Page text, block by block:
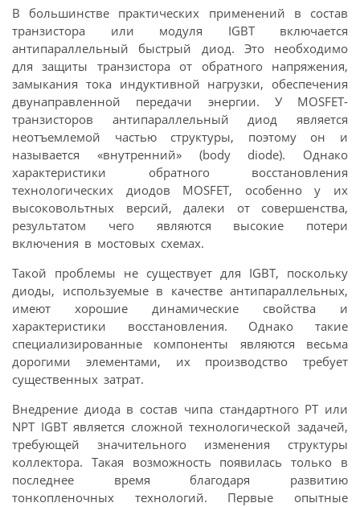
В большинстве практических применений в состав
транзистора или модуля IGBT включается
антипараллельный быстрый диод. Это необходимо
для защиты транзистора от обратного напряжения,
замыкания тока индуктивной нагрузки, обеспечения
двунаправленной передачи энергии. У MOSFET-
транзисторов антипараллельный диод является
неотъемлемой частью структуры, поэтому он и
называется «внутренний» (body diode). Однако
характеристики обратного восстановления
технологических диодов MOSFET, особенно у их
высоковольтных версий, далеки от совершенства,
результатом чего являются высокие потери
включения в мостовых схемах.
Такой проблемы не существует для IGBT, поскольку
диоды, используемые в качестве антипараллельных,
имеют хорошие динамические свойства и
характеристики восстановления. Однако такие
специализированные компоненты являются весьма
дорогими элементами, их производство требует
существенных затрат.
Внедрение диода в состав чипа стандартного PT или
NPT IGBT является сложной технологической задачей,
требующей значительного изменения структуры
коллектора. Такая возможность появилась только в
последнее время благодаря развитию
тонкопленочных технологий. Первые опытные